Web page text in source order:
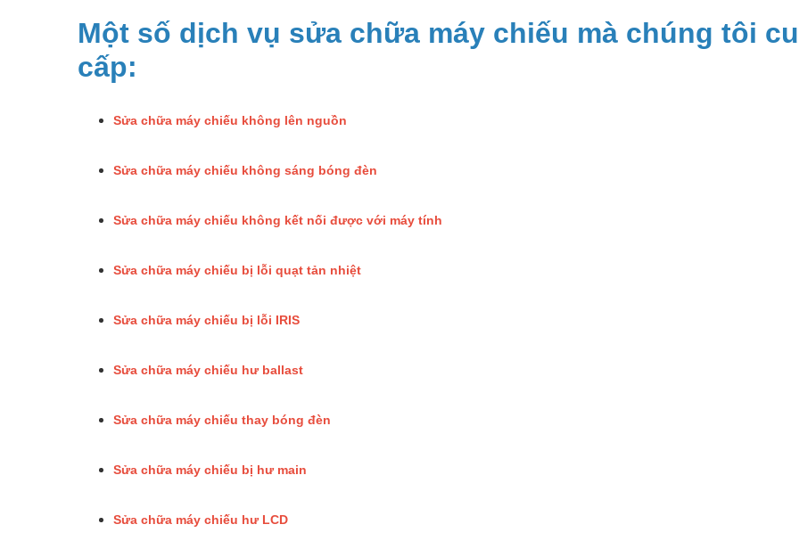
Một số dịch vụ sửa chữa máy chiếu mà chúng tôi
cấp:
Sửa chữa máy chiếu không lên nguồn
Sửa chữa máy chiếu không sáng bóng đèn
Sửa chữa máy chiếu không kết nối được với máy tính
Sửa chữa máy chiếu bị lỗi quạt tản nhiệt
Sửa chữa máy chiếu bị lỗi IRIS
Sửa chữa máy chiếu hư ballast
Sửa chữa máy chiếu thay bóng đèn
Sửa chữa máy chiếu bị hư main
Sửa chữa máy chiếu hư LCD